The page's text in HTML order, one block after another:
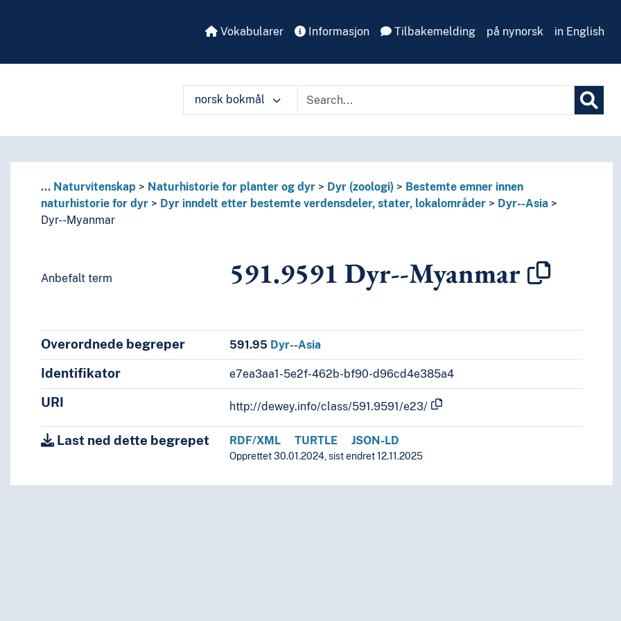
Vokabularer Informasjon Tilbakemelding på nynorsk in English
norsk bokmål
måter
biografier
språks litteraturer, av bestemte litterære former
om mer enn én forfatter
stater, lokalområder
... Naturvitenskap Naturhistorie for planter og dyr Dyr (zoologi)
Bestemte emner innen
naturhistorie for dyr
Dyr inndelt etter bestemte verdensdeler, stater, lokalområder
Dyr--Asia
Dyr--Myanmar
Anbefalt term 591.9591 Dyr--Myanmar
Overordnede begreper 591.95 Dyr--Asia
Identifikator e7ea3aa1-5e2f-462b-bf90-d96cd4e385a4
URI http://dewey.info/class/591.9591/e23/
Last ned dette begrepet RDF/XML TURTLE JSON-LD
Opprettet 30.01.2024, sist endret 12.11.2025